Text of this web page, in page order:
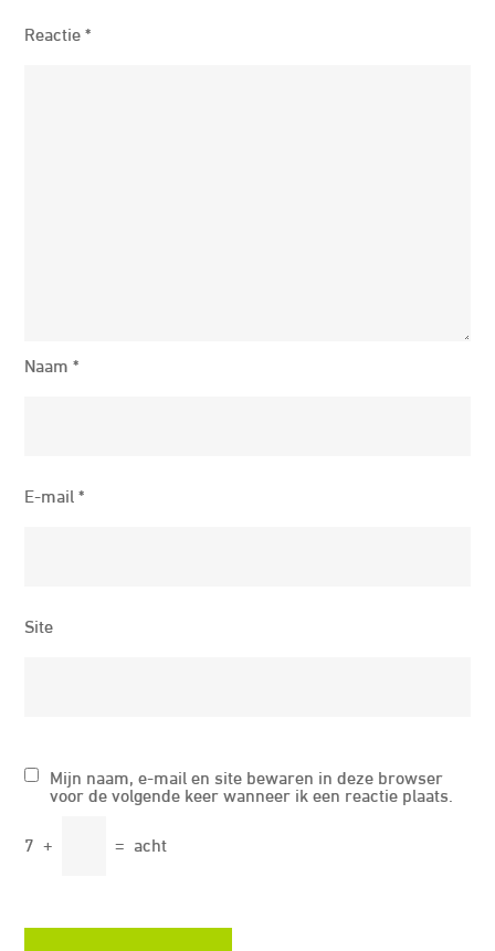
Reactie*
Naam*
E-mail*
Site
Mijn naam, e-mail en site bewaren in deze browser
voor de volgende keer wanneer ik een reactie plaats.
7 + = acht